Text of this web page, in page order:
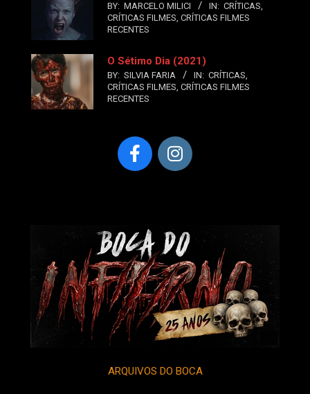
BY: MARCELO MILICI IN: CRÍTICAS,
CRÍTICAS FILMES, CRÍTICAS FILMES
RECENTES
O Sétimo Dia (2021)
BY: SILVIA FARIA IN: CRÍTICAS,
CRÍTICAS FILMES, CRÍTICAS FILMES
RECENTES
ARQUIVOS DO BOCA